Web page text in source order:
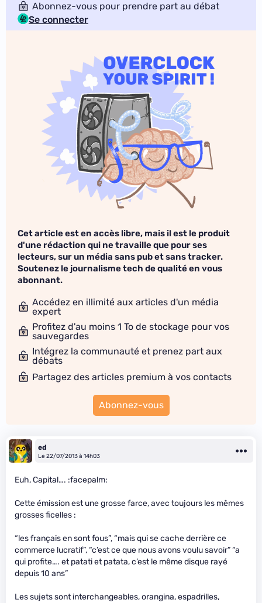
Abonnez-vous pour prendre part au débat
Se connecter
Cet article est en accès libre, mais il est le produit
d'une rédaction qui ne travaille que pour ses
lecteurs, sur un média sans pub et sans tracker.
Soutenez le journalisme tech de qualité en vous
abonnant.
Accédez en illimité aux articles d'un média
expert
Profitez d'au moins 1 To de stockage pour vos
sauvegardes
Intégrez la communauté et prenez part aux
débats
Partagez des articles premium à vos contacts
Abonnez-vous
ed
Le 22/07/2013 à 14h03
Euh, Capital…. :facepalm:
Cette émission est une grosse farce, avec toujours les mêmes
grosses ficelles :
“les français en sont fous”, “mais qui se cache derrière ce
commerce lucratif”, “c’est ce que nous avons voulu savoir” “a
qui profite…. et patati et patata, c’est le même disque rayé
depuis 10 ans”
Les sujets sont interchangeables, orangina, espadrilles,